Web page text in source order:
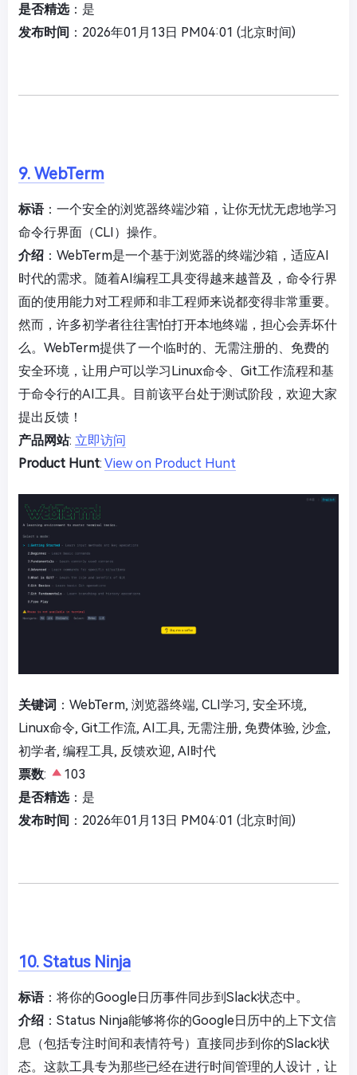
是否精选：是
发布时间 ：2026年01月13日 PM04:01 (北京时间)
9. WebTerm
标语：一个安全的浏览器终端沙箱，让你无忧无虑地学习
命令行界面（CLI）操作。
介绍 ：WebTerm是一个基于浏览器的终端沙箱，适应AI
时代的需求。随着AI编程工具变得越来越普及，命令行界
面的使用能力对工程师和非工程师来说都变得非常重要。
然而，许多初学者往往害怕打开本地终端，担心会弄坏什
么。WebTerm提供了一个临时的、无需注册的、免费的
安全环境，让用户可以学习Linux命令、Git工作流程和基
于命令行的AI工具。目前该平台处于测试阶段，欢迎大家
提出反馈！
产品网站: 立即访问
Product Hunt: View on Product Hunt
关键词 ：WebTerm, 浏览器终端, CLI学习, 安全环境,
Linux命令, Git工作流, AI工具, 无需注册, 免费体验, 沙盒,
初学者, 编程工具, 反馈欢迎, AI时代
票数:
103
是否精选：是
发布时间 ：2026年01月13日 PM04:01 (北京时间)
10. Status Ninja
标语：将你的Google日历事件同步到Slack状态中。
介绍 ：Status Ninja能够将你的Google日历中的上下文信
息（包括专注时间和表情符号）直接同步到你的Slack状
态。这款工具专为那些已经在进行时间管理的人设计，让